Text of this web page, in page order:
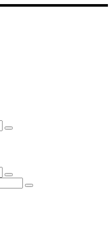
Caută...
Caută...
Caută...